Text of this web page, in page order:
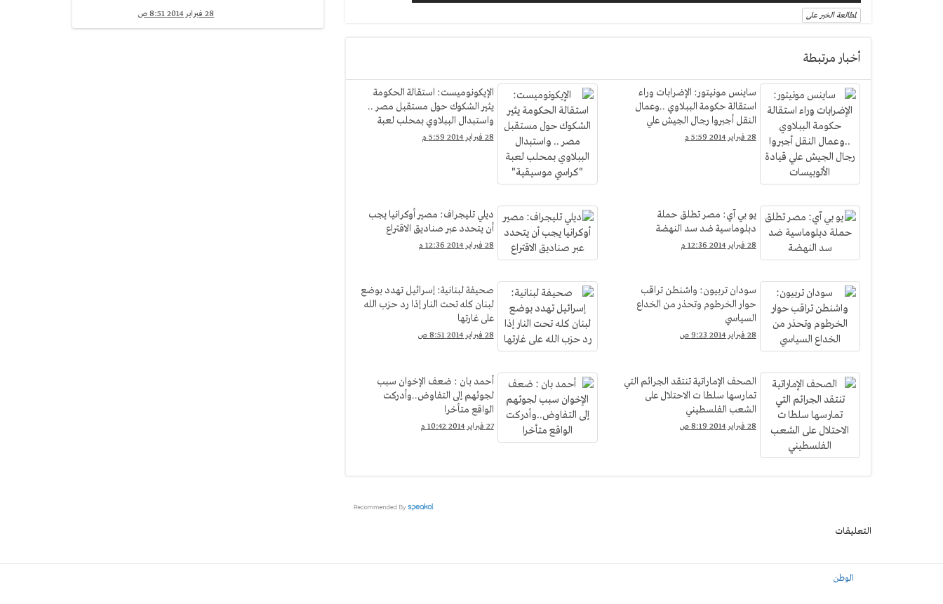
لمطالعة الخبر على
أخبار مرتبطة
ساينس مونيتور: الإضرابات وراء
استقالة حكومة الببلاوي ..وعمال
النقل أجبروا رجال الجيش علي
قيادة الأتوبيسات
28 فبراير 2014 5:59 م
الإيكونوميست: استقالة الحكومة
يثير الشكوك حول مستقبل مصر ..
واستبدال الببلاوي بمحلب لعبة
"كراسي موسيقية"
28 فبراير 2014 5:59 م
يو بي آي: مصر تطلق حملة
دبلوماسية ضد سد النهضة
28 فبراير 2014 12:36 م
ديلي تليجراف: مصير أوكرانيا يجب
أن يتحدد عبر صناديق الاقتراع
28 فبراير 2014 12:36 م
سودان تربيون: واشنطن تراقب
حوار الخرطوم وتحذر من الخداع
السياسي
28 فبراير 2014 9:23 ص
صحيفة لبنانية: إسرائيل تهدد بوضع
لبنان كله تحت النار إذا رد حزب الله
على غارتها
28 فبراير 2014 8:51 ص
الصحف الإماراتية تنتقد الجرائم التي
تمارسها سلطا ت الاحتلال على
الشعب الفلسطيني
28 فبراير 2014 8:19 ص
أحمد بان : ضعف الإخوان سبب
لجوئهم إلى التفاوض..وأدركت
الواقع متأخرا
27 فبراير 2014 10:42 م
28 فبراير 2014 8:51 ص
التعليقات
الوطن